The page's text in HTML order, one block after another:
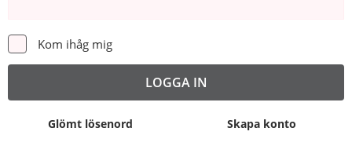
Kom ihåg mig
Glömt lösenord Skapa konto